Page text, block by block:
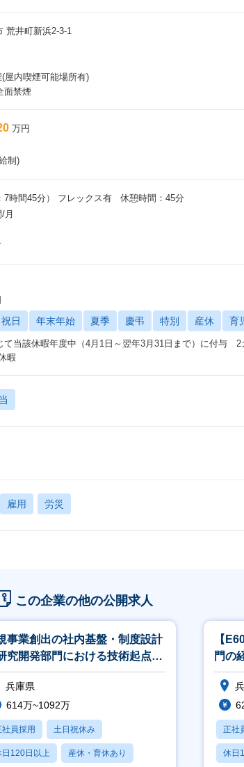
荒井町新浜2-3-1
(屋内喫煙可能場所有)
面禁煙
万円
制)
7時間45分） フレックス有 休憩時間：45分
月
祝日 年末年始 夏季 慶弔 特別 産休 育
て当該休暇年度中（4月1日～翌年3月31日まで）に付与
暇
雇用 労災
この企業の他の公開求人
事業創出の社内基盤・制度設計
究開発部門における技術起点の
デア創出）（兵庫）
兵庫県
614万~1092万
社員採用 土日祝休み
日120日以上 産休・育休あり
【
門の
原価
正社
休日